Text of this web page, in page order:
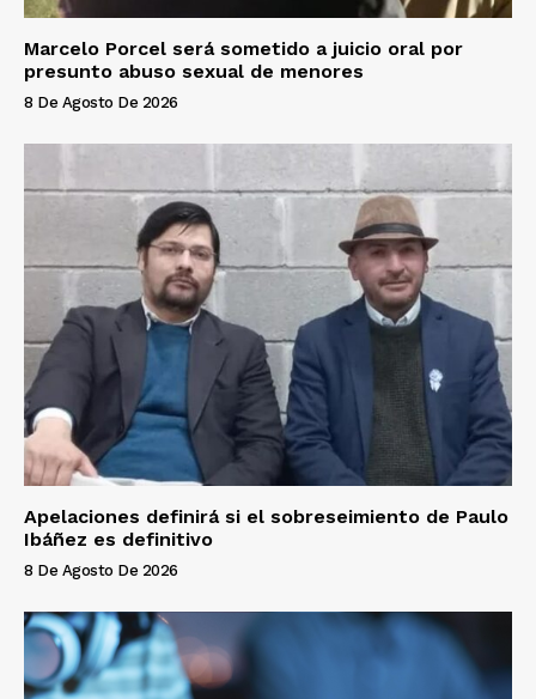
Marcelo Porcel será sometido a juicio oral por
presunto abuso sexual de menores
8 De Agosto De 2026
Apelaciones definirá si el sobreseimiento de Paulo
Ibáñez es definitivo
8 De Agosto De 2026